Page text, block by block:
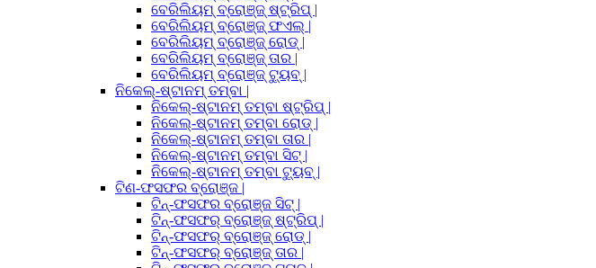
ବେରିଲିୟମ୍ ବ୍ରୋଞ୍ଜ୍ ଷ୍ଟ୍ରିପ୍ |
ବେରିଲିୟମ୍ ବ୍ରୋଞ୍ଜ୍ ଫଏଲ୍ |
ବେରିଲିୟମ୍ ବ୍ରୋଞ୍ଜ୍ ରୋଡ୍ |
ବେରିଲିୟମ୍ ବ୍ରୋଞ୍ଜ୍ ତାର |
ବେରିଲିୟମ୍ ବ୍ରୋଞ୍ଜ୍ ଟ୍ୟୁବ୍ |
ନିକେଲ୍-ଷ୍ଟାନମ୍ ତମ୍ବା |
ନିକେଲ୍-ଷ୍ଟାନମ୍ ତମ୍ବା ଷ୍ଟ୍ରିପ୍ |
ନିକେଲ୍-ଷ୍ଟାନମ୍ ତମ୍ବା ରୋଡ୍ |
ନିକେଲ୍-ଷ୍ଟାନମ୍ ତମ୍ବା ତାର |
ନିକେଲ୍-ଷ୍ଟାନମ୍ ତମ୍ବା ସିଟ୍ |
ନିକେଲ୍-ଷ୍ଟାନମ୍ ତମ୍ବା ଟ୍ୟୁବ୍ |
ଟିଣ-ଫସଫର ବ୍ରୋଞ୍ଜ |
ଟିନ୍-ଫସଫର ବ୍ରୋଞ୍ଜ ସିଟ୍ |
ଟିନ୍-ଫସଫର୍ ବ୍ରୋଞ୍ଜ୍ ଷ୍ଟ୍ରିପ୍ |
ଟିନ୍-ଫସଫର୍ ବ୍ରୋଞ୍ଜ୍ ରୋଡ୍ |
ଟିନ୍-ଫସଫର୍ ବ୍ରୋଞ୍ଜ୍ ତାର |